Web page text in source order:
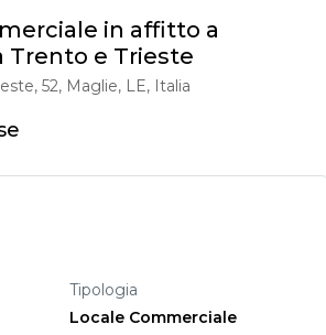
in affitto a
Trento e Trieste
52, Maglie, LE, Italia
Tipologia
Locale Commerciale